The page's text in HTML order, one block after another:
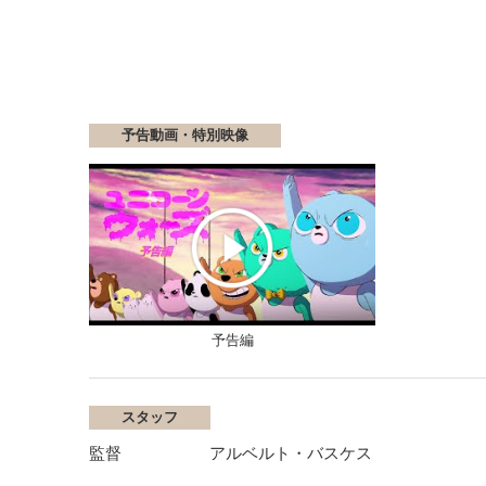
予告動画・特別映像
予告編
スタッフ
監督 アルベルト・バスケス